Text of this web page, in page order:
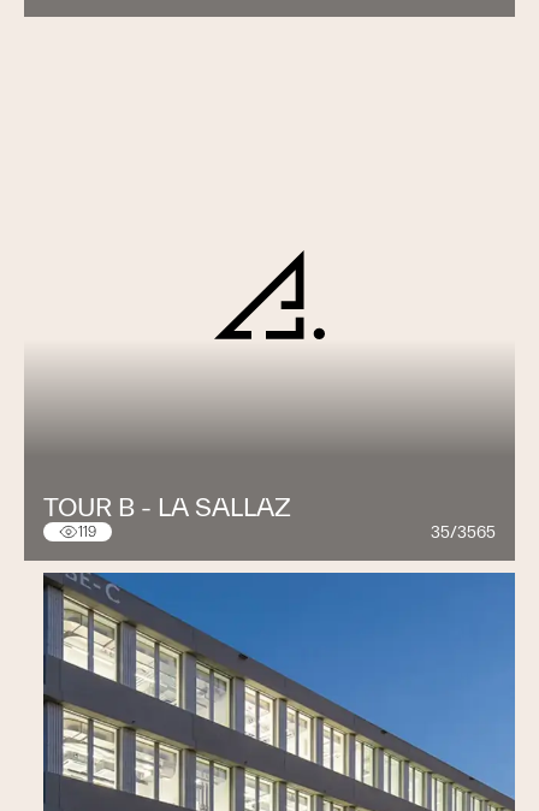
TOUR B - LA SALLAZ
119 35/3565